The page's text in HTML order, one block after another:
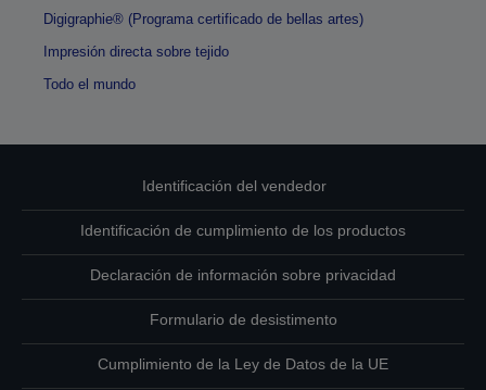
Digigraphie® (Programa certificado de bellas artes)
Impresión directa sobre tejido
Todo el mundo
Identificación del vendedor
Identificación de cumplimiento de los productos
Declaración de información sobre privacidad
Formulario de desistimento
Cumplimiento de la Ley de Datos de la UE